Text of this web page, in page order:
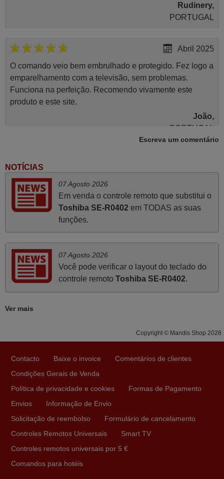
Rudinery,
PORTUGAL
Abril 2025
O comando veio bem embrulhado e protegido. Fez logo a
emparelhamento com a televisão, sem problemas.
Funciona na perfeição. Recomendo vivamente este
produto e este site.
João,
PORTUGAL
Já recebi o comando bem embalado mas não é de
origem mas trabalha bem, obrigada!..
Francisco Alexandre,
Muito atenciosos. Funciona na perfeição. Obrigado
Manuela,
PORTUGAL
Bom dia. Estou extremamente satisfeita com o comando
vossa eficiência no processo. Gostaria de salientar que
foi de extrema importância a vossa informação acerca de
como usar o comando sem usar por marca mas
tinha explicado como funcionar. Apenas diziam que
tinham comandos universais mas podiam não funcionar.
Muito obrigada.
Escreva um comentário
NOTÍCIAS
07 Agosto 2026
Em venda o controle remoto que substitui o
Toshiba SE-R0402em TODAS as suas
funções.
07 Agosto 2026
Você pode verificar o layout do teclado do
controle remoto Toshiba SE-R0402.
Ver mais
Copyright © Mandis Shop 2026
Contacto Baixe o invoice
Comentários de clientes
Condições Gerais de Venda
Política de privacidade e cookies
Formas de Pagamento
Envios
Informação de Envio
Solicitação de reembolso
Formulário de cancelamento
Controles Remotos Universais
Smart TV
Controles remotos universais por 5 €
Comandos para hotéis